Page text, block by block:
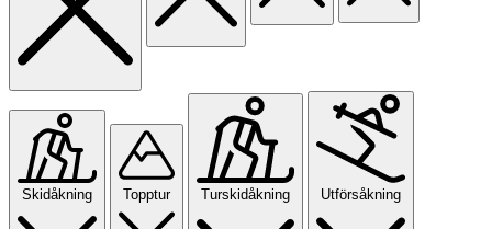
Skidåkning Topptur Turskidåkning Utförsåkning